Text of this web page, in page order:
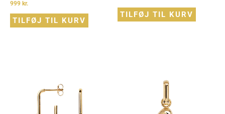
999 kr.
TILFØJ TIL KURV
TILFØJ TIL KURV